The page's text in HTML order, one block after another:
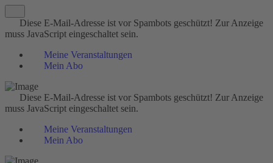
Diese E-Mail-Adresse ist vor Spambots geschützt! Zur Anzeige
muss JavaScript eingeschaltet sein.
Meine Veranstaltungen
Mein Abo
Diese E-Mail-Adresse ist vor Spambots geschützt! Zur Anzeige
muss JavaScript eingeschaltet sein.
Meine Veranstaltungen
Mein Abo